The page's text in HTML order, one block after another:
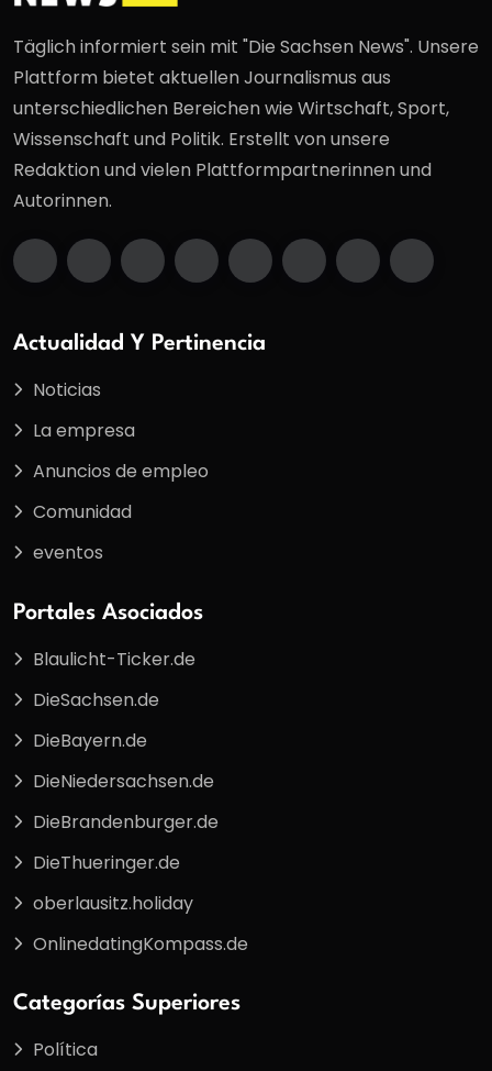
Täglich informiert sein mit "Die Sachsen News". Unsere
Plattform bietet aktuellen Journalismus aus
unterschiedlichen Bereichen wie Wirtschaft, Sport,
Wissenschaft und Politik. Erstellt von unsere
Redaktion und vielen Plattformpartnerinnen und
Autorinnen.
Actualidad Y Pertinencia
Noticias
La empresa
Anuncios de empleo
Comunidad
eventos
Portales Asociados
Blaulicht-Ticker.de
DieSachsen.de
DieBayern.de
DieNiedersachsen.de
DieBrandenburger.de
DieThueringer.de
oberlausitz.holiday
OnlinedatingKompass.de
Categorías Superiores
Política